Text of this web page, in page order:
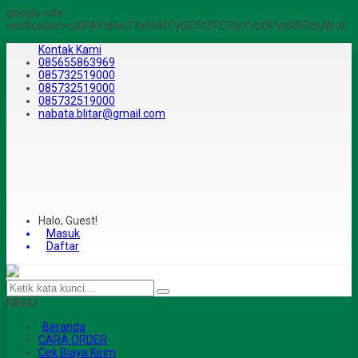
google-site-
verification=ulGFAYaRwT3xFs4fCyDEYtZPCSlyYvbOPvhRRObUW-A
Kontak Kami
085655863969
085732519000
085732519000
085732519000
nabata.blitar@gmail.com
Halo, Guest!
Masuk
Daftar
MENU
Beranda
CARA ORDER
Cek Biaya Kirim